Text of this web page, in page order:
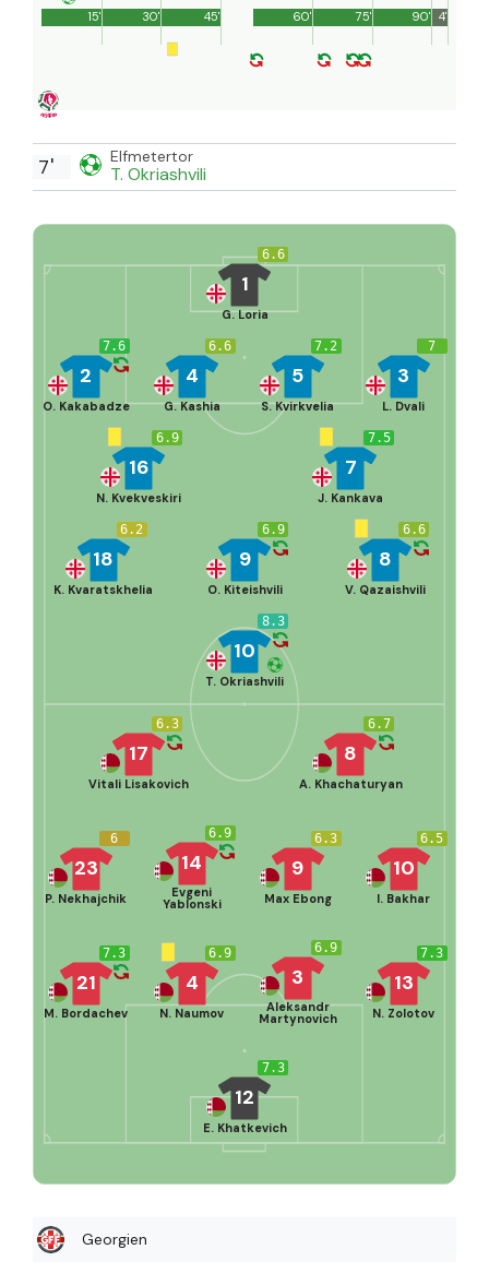
45'
15' 30' 90'
60' 75' 4'
Elfmetertor
T. Okriashvili
7'
6.6
1
G. Loria
7
3
L. Dvali
7.2
5
S. Kvirkvelia
6.6
4
G. Kashia
7.6
2
O. Kakabadze
7.5
7
J. Kankava
6.9
16
N. Kvekveskiri
6.6
8
V. Qazaishvili
6.9
9
O. Kiteishvili
6.2
18
K. Kvaratskhelia
8.3
10
T. Okriashvili
7.3
12
E. Khatkevich
7.3
21
M. Bordachev
6.9
4
N. Naumov
6.9
3
Aleksandr
Martynovich
7.3
13
N. Zolotov
6
23
P. Nekhajchik
6.9
14
Evgeni
Yablonski
6.3
9
Max Ebong
6.5
10
I. Bakhar
6.3
17
Vitali Lisakovich
6.7
8
A. Khachaturyan
Georgien